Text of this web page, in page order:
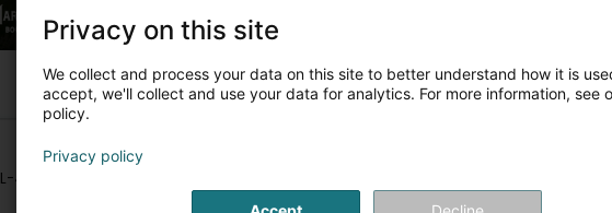
Metzlereien Metzlerei Halal Metzlerei Halal Kichen
L-4670
Privacy on this site
We collect and process your data on this site to better understand how it is
accept, we'll collect and use your data for analytics. For more information, see
policy.
Privacy policy